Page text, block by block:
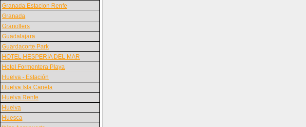
Granada Estacion Renfe
Granada
Granollers
Guadalajara
Guardacorte Park
HOTEL HESPERIA DEL MAR
Hotel Formentera Playa
Huelva - Estación
Huelva Isla Canela
Huelva Renfe
Huelva
Huesca